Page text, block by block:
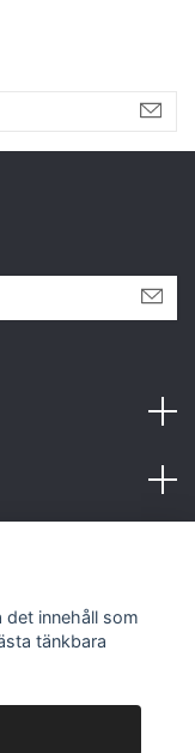
innehåll som
tänkbara